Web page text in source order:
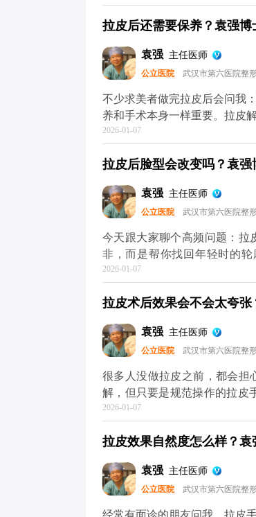
容易暗沉，还可能让松弛问题
重要，要定期回访医生，根据
你把皮肤状态拉回一个好的起
心，它自然会给你好的反馈
（公众号、百家号、小红薯）
拉皮后还需要保养？袁强
袁强 主任医师
公立医院 武汉市第六医院整
不少求美者做完拉皮后会问我
养和手术本身一样重要。拉皮
节同样影响年轻感。 手术能帮
家术后用温和的护肤品，重点
动态纹，时间久了会变成静态
其实拉皮更像是抗衰的“基础
MCR复合提升术的问题，可
解。充细节，这样才能让年轻
2026-01-07
拉皮后脸型会改变吗？袁
袁强 主任医师
公立医院 武汉市第六医院整
今天跟大家聊个高频问题：拉
非，而是帮你找回年轻时的轮
长，面部软组织会慢慢下移——
就像我做拉皮时，会通过精准
部不对称，我们会在复位时做
年轻轮廓”，不是“重塑脸型”
问题，可以去官方媒体平台（
2026-01-07
拉皮术后效果会不会太夸
袁强 主任医师
公立医院 武汉市第六医院整
很多人没做拉皮之前，都会担
解，但只要是规范操作的拉皮
松弛下垂，让面部线条回到年
面部组织协调回归原位。这样
骼和软组织情况做个性化方案
感，一般一两周就会慢慢适应
正规医院和医生，毕竟拉皮的
2026-01-07
拉皮效果自然度怎么样？
袁强 主任医师
公立医院 武汉市第六医院整
经常有面诊的朋友问我，拉皮